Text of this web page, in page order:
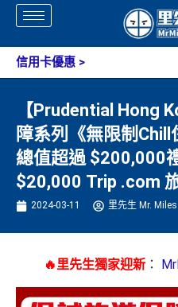
Skip
content
信用卡優惠 >
【Prudential Hong
障系列《無限制
總值超過 $200,000
$20,000 Trip .com
2024-03-11 里先生 Mr. Miles
🔥里先生獨家迎新：